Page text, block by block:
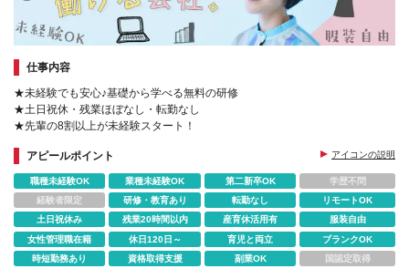
仕事内容
★未経験でも安心♪基礎から学べる無料の研修
★土日祝休・残業ほぼなし・転勤なし
★先輩の8割以上が未経験スタート！
アピールポイント アイコンの説明
職種未経験OK 業種未経験OK 第二新卒OK
学歴不問
経験者限定
研修・教育あり 転勤なし
リモートOK
土日祝休み
残業20時間以内 産育休活用有
服装自由
女性管理職在籍
休日120日～ 育児と両立
ブランクOK
時短勤務あり
資格取得支援 副業OK 国認定取得